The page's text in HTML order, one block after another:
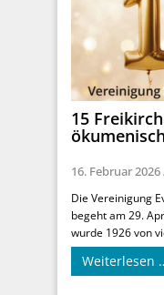
15
16. Februar 2026
Die Vereinigung
begeht am 29.
wurde 1926 von
Weiterlesen